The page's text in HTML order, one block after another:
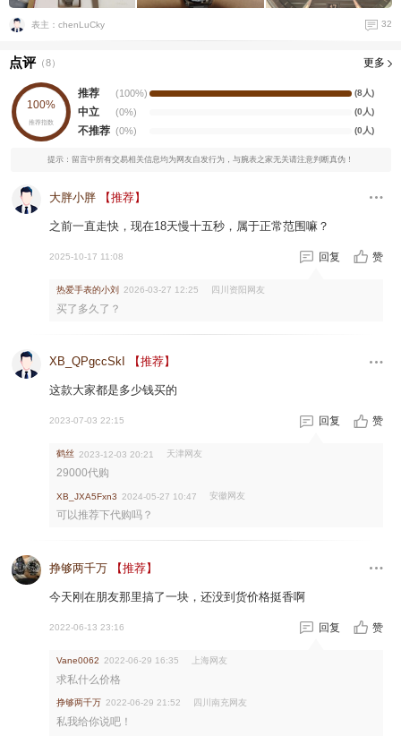
表主：chenLuCky 32
点评（8） 更多
100%
推荐指数
推荐 (100%) (8人)
中立 (0%) (0人)
不推荐 (0%) (0人)
提示：留言中所有交易相关信息均为网友自发行为，与腕表之家无关请注意判断真伪！
大胖小胖 【推荐】
之前一直走快，现在18天慢十五秒，属于正常范围嘛？
2025-10-17 11:08 回复 赞
热爱手表的小刘 2026-03-27 12:25 四川资阳网友
买了多久了？
XB_QPgccSkI 【推荐】
这款大家都是多少钱买的
2023-07-03 22:15 回复 赞
鹤丝 2023-12-03 20:21 天津网友
29000代购
XB_JXA5Fxn3 2024-05-27 10:47 安徽网友
可以推荐下代购吗？
挣够两千万 【推荐】
今天刚在朋友那里搞了一块，还没到货价格挺香啊
2022-06-13 23:16 回复 赞
Vane0062 2022-06-29 16:35 上海网友
求私什么价格
挣够两千万 2022-06-29 21:52 四川南充网友
私我给你说吧！